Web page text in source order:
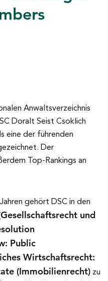
Anwaltsverzeichnis
Doralt Seist Csoklich
eine der führenden
Der
Top-Rankings an
gehört DSC in den
und
Public
Wirtschaftsrecht:
(Immobilienrecht) zu